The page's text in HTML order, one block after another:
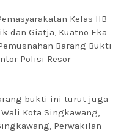
Kelas IIB
dan Giatja, Kuatno Eka
Barang Bukti
Polisi Resor
bukti ini turut juga
Kota Singkawang,
Perwakilan